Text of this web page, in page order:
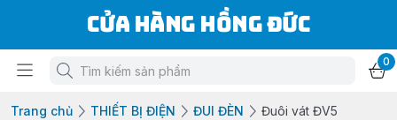
Cửa Hàng Hồng Đức
0
Trang chủ THIẾT BỊ ĐIỆN ĐUI ĐÈN Đuôi vát ĐV5